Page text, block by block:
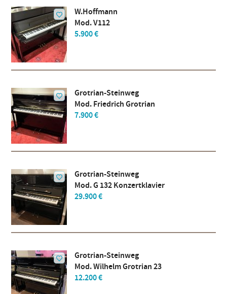
W.Hoffmann
Mod. V112
5.900 €
Grotrian-Steinweg
Mod. Friedrich Grotrian
7.900 €
Grotrian-Steinweg
Mod. G 132 Konzertklavier
29.900 €
Grotrian-Steinweg
Mod. Wilhelm Grotrian 23
12.200 €